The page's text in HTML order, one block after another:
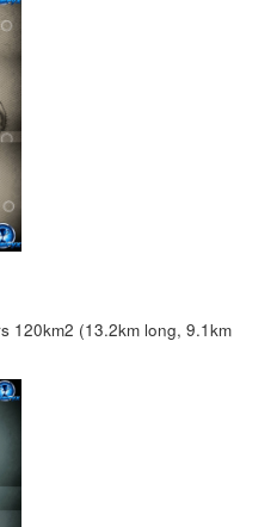
120km2 (13.2km long, 9.1km